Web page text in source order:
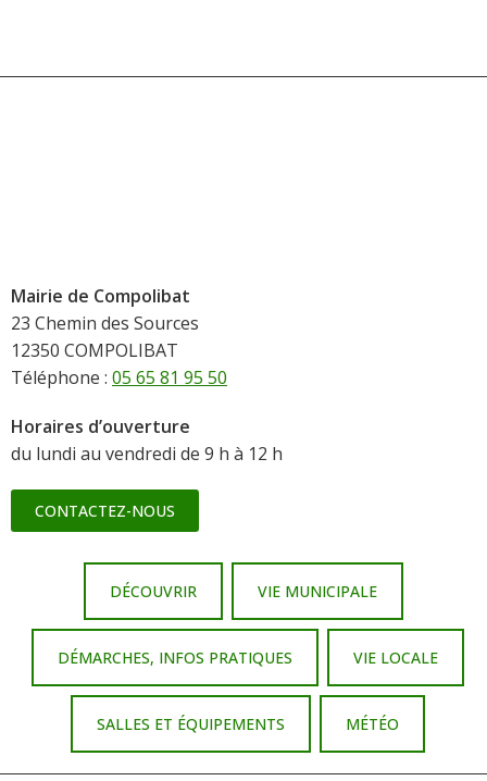
Mairie de Compolibat
23 Chemin des Sources
12350 COMPOLIBAT
Téléphone : 05 65 81 95 50
Horaires d’ouverture
du lundi au vendredi de 9 h à 12 h
CONTACTEZ-NOUS
DÉCOUVRIR VIE MUNICIPALE
DÉMARCHES, INFOS PRATIQUES VIE LOCALE
SALLES ET ÉQUIPEMENTS MÉTÉO